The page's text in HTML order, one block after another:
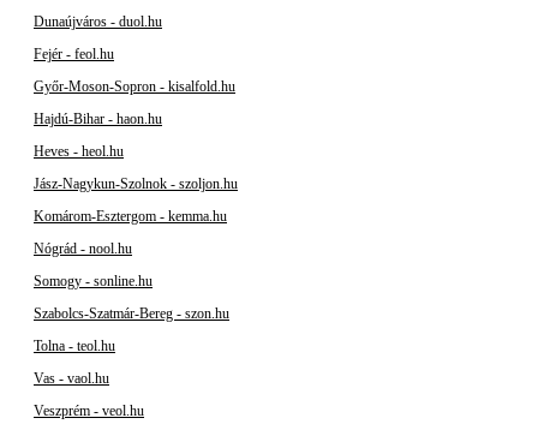
Dunaújváros - duol.hu
Fejér - feol.hu
Győr-Moson-Sopron - kisalfold.hu
Hajdú-Bihar - haon.hu
Heves - heol.hu
Jász-Nagykun-Szolnok - szoljon.hu
Komárom-Esztergom - kemma.hu
Nógrád - nool.hu
Somogy - sonline.hu
Szabolcs-Szatmár-Bereg - szon.hu
Tolna - teol.hu
Vas - vaol.hu
Veszprém - veol.hu